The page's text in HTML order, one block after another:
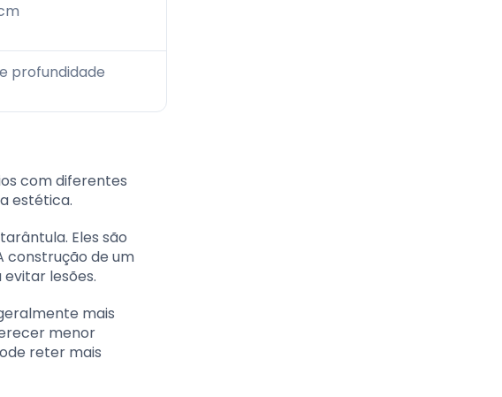
profundidade
com diferentes
estética.
Eles são
construção de um
lesões.
mais
menor
reter mais